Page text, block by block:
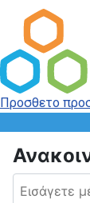
Προσθετο
Εισάγετε